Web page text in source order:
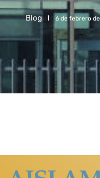
Blog 6 de febrero